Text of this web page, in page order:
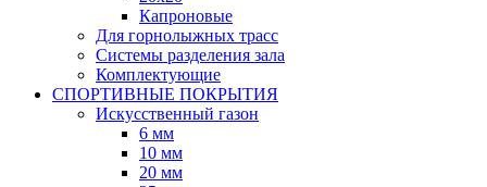
Капроновые
Для горнолыжных трасс
Системы разделения зала
Комплектующие
СПОРТИВНЫЕ ПОКРЫТИЯ
Искусственный газон
6 мм
10 мм
20 мм